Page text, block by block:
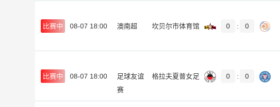
比赛中 08-07 18:00 澳南超 坎贝尔市体育馆 0 : 0
比赛中 08-07 18:00
足球友谊
赛
格拉夫夏普女足 0 : 0